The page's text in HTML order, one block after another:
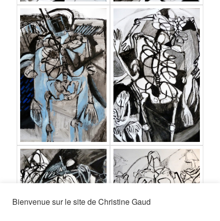
Bienvenue sur le site de Christine Gaud